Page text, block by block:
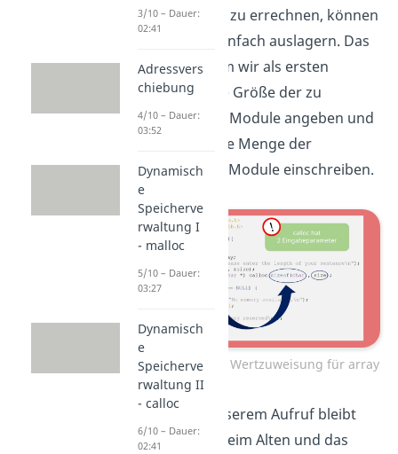
Multiplikation zu errechnen, können
wir das hier einfach auslagern. Das
tun wir, indem wir als ersten
Parameter die Größe der zu
speichernden Module angeben und
als Zweites die Menge der
gewünschten Module einschreiben.
Anpassung der Wertzuweisung für array
Auch nach unserem Aufruf bleibt
alles andere beim Alten und das
3/10 – Dauer:
02:41
Adressvers
chiebung
4/10 – Dauer:
03:52
Dynamisch
e
Speicherve
rwaltung I
- malloc
5/10 – Dauer:
03:27
Dynamisch
e
Speicherve
rwaltung II
- calloc
6/10 – Dauer:
02:41